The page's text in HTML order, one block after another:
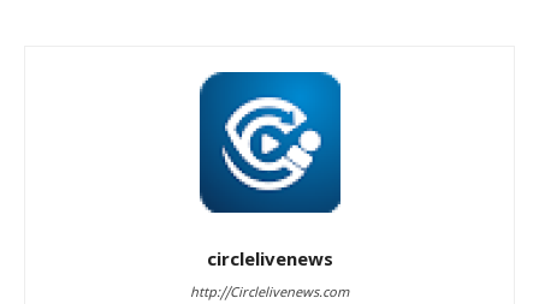
circlelivenews
http://Circlelivenews.com